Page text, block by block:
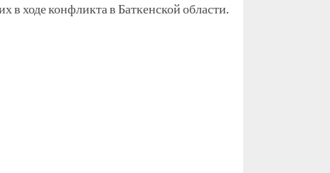
ходе конфликта в Баткенской области.